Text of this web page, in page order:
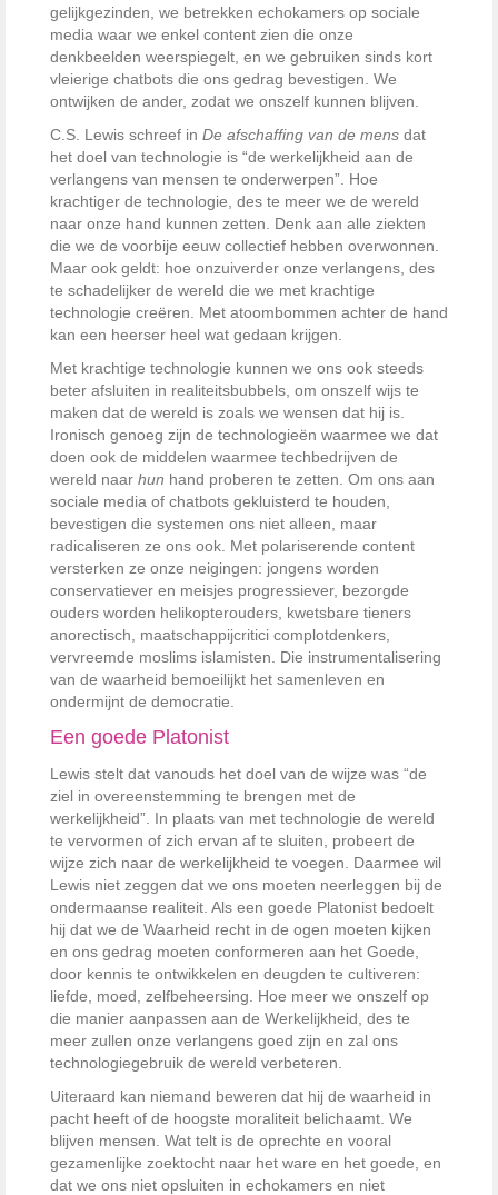
gelijkgezinden, we betrekken echokamers op sociale
media waar we enkel content zien die onze
denkbeelden weerspiegelt, en we gebruiken sinds kort
vleierige chatbots die ons gedrag bevestigen. We
ontwijken de ander, zodat we onszelf kunnen blijven.
C.S. Lewis schreef in De afschaffing van de mens dat
het doel van technologie is “de werkelijkheid aan de
verlangens van mensen te onderwerpen”. Hoe
krachtiger de technologie, des te meer we de wereld
naar onze hand kunnen zetten. Denk aan alle ziekten
die we de voorbije eeuw collectief hebben overwonnen.
Maar ook geldt: hoe onzuiverder onze verlangens, des
te schadelijker de wereld die we met krachtige
technologie creëren. Met atoombommen achter de hand
kan een heerser heel wat gedaan krijgen.
Met krachtige technologie kunnen we ons ook steeds
beter afsluiten in realiteitsbubbels, om onszelf wijs te
maken dat de wereld is zoals we wensen dat hij is.
Ironisch genoeg zijn de technologieën waarmee we dat
doen ook de middelen waarmee techbedrijven de
wereld naar hun hand proberen te zetten. Om ons aan
sociale media of chatbots gekluisterd te houden,
bevestigen die systemen ons niet alleen, maar
radicaliseren ze ons ook. Met polariserende content
versterken ze onze neigingen: jongens worden
conservatiever en meisjes progressiever, bezorgde
ouders worden helikopterouders, kwetsbare tieners
anorectisch, maatschappijcritici complotdenkers,
vervreemde moslims islamisten. Die instrumentalisering
van de waarheid bemoeilijkt het samenleven en
ondermijnt de democratie.
Een goede Platonist
Lewis stelt dat vanouds het doel van de wijze was “de
ziel in overeenstemming te brengen met de
werkelijkheid”. In plaats van met technologie de wereld
te vervormen of zich ervan af te sluiten, probeert de
wijze zich naar de werkelijkheid te voegen. Daarmee wil
Lewis niet zeggen dat we ons moeten neerleggen bij de
ondermaanse realiteit. Als een goede Platonist bedoelt
hij dat we de Waarheid recht in de ogen moeten kijken
en ons gedrag moeten conformeren aan het Goede,
door kennis te ontwikkelen en deugden te cultiveren:
liefde, moed, zelfbeheersing. Hoe meer we onszelf op
die manier aanpassen aan de Werkelijkheid, des te
meer zullen onze verlangens goed zijn en zal ons
technologiegebruik de wereld verbeteren.
Uiteraard kan niemand beweren dat hij de waarheid in
pacht heeft of de hoogste moraliteit belichaamt. We
blijven mensen. Wat telt is de oprechte en vooral
gezamenlijke zoektocht naar het ware en het goede, en
dat we ons niet opsluiten in echokamers en niet